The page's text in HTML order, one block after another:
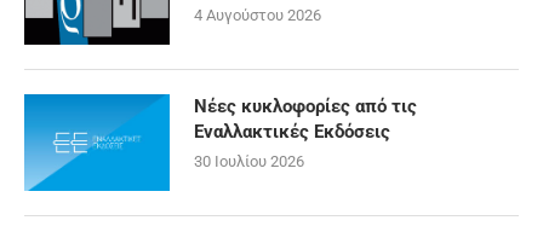
4 Αυγούστου 2026
Νέες κυκλοφορίες από τις
Εναλλακτικές Εκδόσεις
30 Ιουλίου 2026